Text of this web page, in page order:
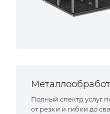
Полный спектр услуг
от резки и гибки до